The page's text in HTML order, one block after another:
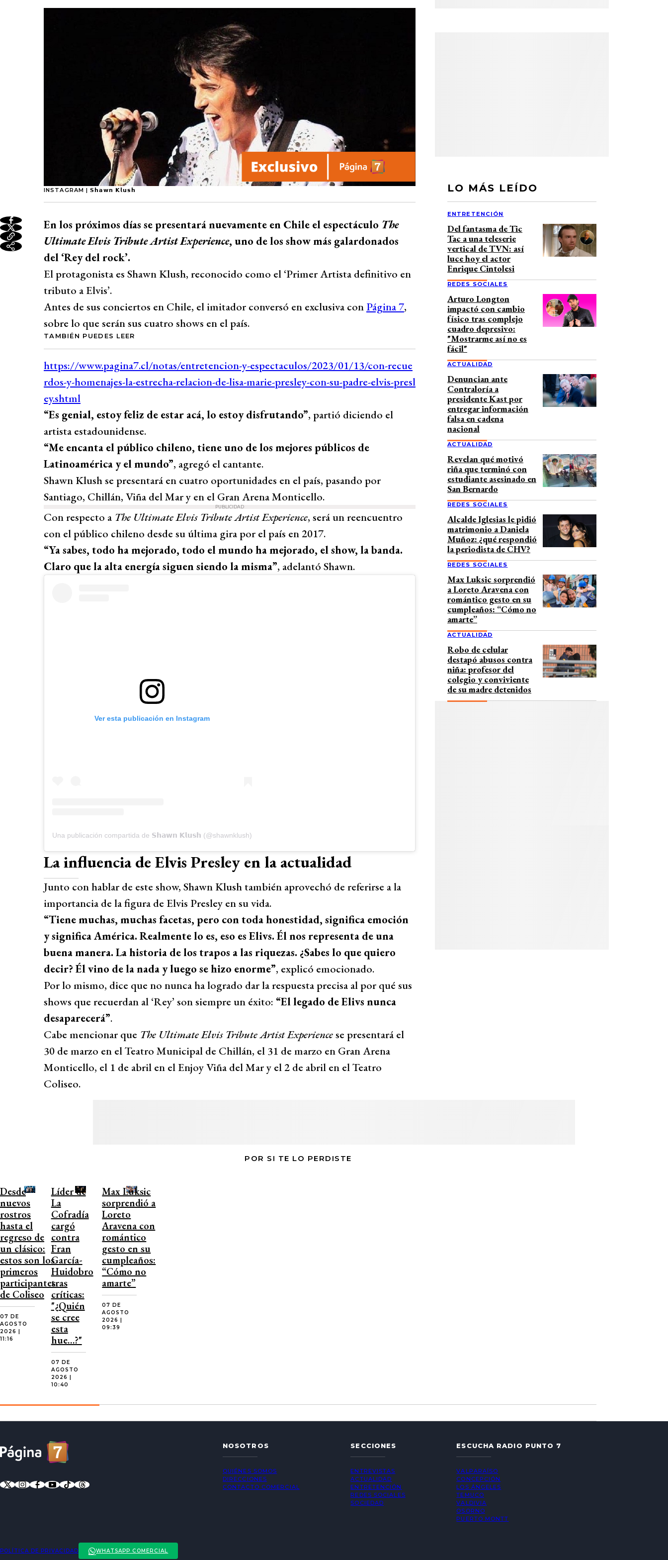
INSTAGRAM | 𝗦𝗵𝗮𝘄𝗻 𝗞𝗹𝘂𝘀𝗵
En los próximos días se presentará nuevamente en Chile el espectáculo The
Ultimate Elvis Tribute Artist Experience, uno de los show más galardonados
del ‘Rey del rock’.
El protagonista es Shawn Klush, reconocido como el ‘Primer Artista definitivo en
tributo a Elvis’.
Antes de sus conciertos en Chile, el imitador conversó en exclusiva con Página 7,
sobre lo que serán sus cuatro shows en el país.
TAMBIÉN PUEDES LEER
“Es genial, estoy feliz de estar acá, lo estoy disfrutando”, partió diciendo el
artista estadounidense.
“Me encanta el público chileno, tiene uno de los mejores públicos de
Latinoamérica y el mundo”, agregó el cantante.
Shawn Klush se presentará en cuatro oportunidades en el país, pasando por
Santiago, Chillán, Viña del Mar y en el Gran Arena Monticello.
PUBLICIDAD
Con respecto a The Ultimate Elvis Tribute Artist Experience, será un reencuentro
con el público chileno desde su última gira por el país en 2017.
“Ya sabes, todo ha mejorado, todo el mundo ha mejorado, el show, la banda.
Claro que la alta energía siguen siendo la misma”, adelantó Shawn.
Ver esta publicación en Instagram
Una publicación compartida de 𝗦𝗵𝗮𝘄𝗻 𝗞𝗹𝘂𝘀𝗵 (@shawnklush)
La influencia de Elvis Presley en la actualidad
Junto con hablar de este show, Shawn Klush también aprovechó de referirse a la
importancia de la figura de Elvis Presley en su vida.
“Tiene muchas, muchas facetas, pero con toda honestidad, significa emoción
y significa América. Realmente lo es, eso es Elivs. Él nos representa de una
buena manera. La historia de los trapos a las riquezas. ¿Sabes lo que quiero
decir? Él vino de la nada y luego se hizo enorme”, explicó emocionado.
Por lo mismo, dice que no nunca ha logrado dar la respuesta precisa al por qué sus
shows que recuerdan al ‘Rey’ son siempre un éxito: “El legado de Elivs nunca
desaparecerá”.
Cabe mencionar que The Ultimate Elvis Tribute Artist Experiencese presentará el
30 de marzo en el Teatro Municipal de Chillán, el 31 de marzo en Gran Arena
Monticello, el 1 de abril en el Enjoy Viña del Mar y el 2 de abril en el Teatro
Coliseo.
LO MÁS LEÍDO
ENTRETENCIÓN
Del fantasma de Tic
Tac a una teleserie
vertical de TVN: así
luce hoy el actor
Enrique Cintolesi
REDES SOCIALES
Arturo Longton
impactó con cambio
físico tras complejo
cuadro depresivo:
"Mostrarme así no es
fácil"
ACTUALIDAD
Denuncian ante
Contraloría a
presidente Kast por
entregar información
falsa en cadena
nacional
ACTUALIDAD
Revelan qué motivó
riña que terminó con
estudiante asesinado en
San Bernardo
REDES SOCIALES
Alcalde Iglesias le pidió
matrimonio a Daniela
Muñoz: ¿qué respondió
la periodista de CHV?
REDES SOCIALES
Max Luksic sorprendió
a Loreto Aravena con
romántico gesto en su
cumpleaños: “Cómo no
amarte”
ACTUALIDAD
Robo de celular
destapó abusos contra
niña: profesor del
colegio y conviviente
de su madre detenidos
POR SI TE LO PERDISTE
Desde
nuevos
rostros
hasta el
regreso de
un clásico:
estos son los
primeros
participantes
de Coliseo
07 DE
AGOSTO
2026 |
11:16
Líder de
La
Cofradía
cargó
contra
Fran
García-
Huidobro
tras
críticas:
"¿Quién
se cree
esta
hue…?"
07 DE
AGOSTO
2026 |
10:40
Max Luksic
sorprendió a
Loreto
Aravena con
romántico
gesto en su
cumpleaños:
“Cómo no
amarte”
07 DE
AGOSTO
2026 |
09:39
NOSOTROS
QUIÉNES SOMOS
DIRECCIONES
CONTACTO COMERCIAL
SECCIONES
ENTREVISTAS
ACTUALIDAD
ENTRETENCIÓN
REDES SOCIALES
SOCIEDAD
ESCUCHA RADIO PUNTO 7
VALPARAÍSO
CONCEPCIÓN
LOS ÁNGELES
TEMUCO
VALDIVIA
OSORNO
PUERTO MONTT
POLÍTICA DE PRIVACIDAD WHATSAPP COMERCIAL